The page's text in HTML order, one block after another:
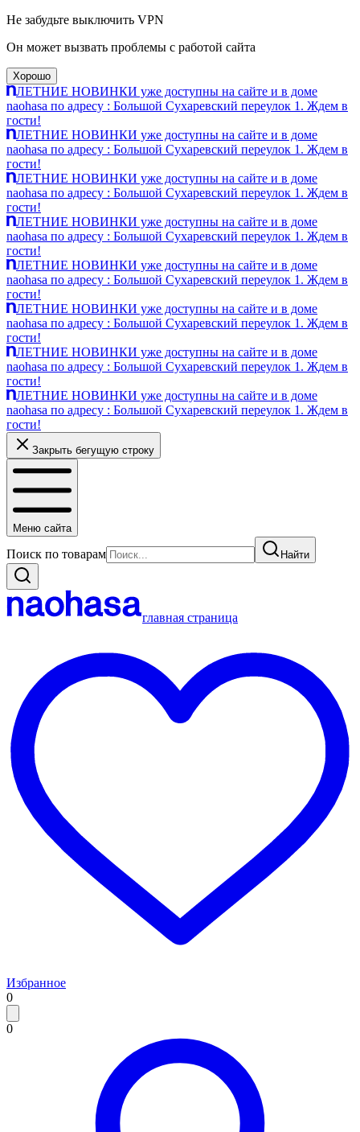
Не забудьте выключить VPN
Он может вызвать проблемы с работой сайта
Хорошо
ЛЕТНИЕ НОВИНКИ уже доступны на сайте и в доме
naohasa по адресу : Большой Сухаревский переулок 1. Ждем в
гости!
ЛЕТНИЕ НОВИНКИ уже доступны на сайте и в доме
naohasa по адресу : Большой Сухаревский переулок 1. Ждем в
гости!
ЛЕТНИЕ НОВИНКИ уже доступны на сайте и в доме
naohasa по адресу : Большой Сухаревский переулок 1. Ждем в
гости!
ЛЕТНИЕ НОВИНКИ уже доступны на сайте и в доме
naohasa по адресу : Большой Сухаревский переулок 1. Ждем в
гости!
ЛЕТНИЕ НОВИНКИ уже доступны на сайте и в доме
naohasa по адресу : Большой Сухаревский переулок 1. Ждем в
гости!
ЛЕТНИЕ НОВИНКИ уже доступны на сайте и в доме
naohasa по адресу : Большой Сухаревский переулок 1. Ждем в
гости!
ЛЕТНИЕ НОВИНКИ уже доступны на сайте и в доме
naohasa по адресу : Большой Сухаревский переулок 1. Ждем в
гости!
ЛЕТНИЕ НОВИНКИ уже доступны на сайте и в доме
naohasa по адресу : Большой Сухаревский переулок 1. Ждем в
гости!
Закрыть бегущую строку
Меню сайта
Поиск по товарам Найти
главная страница
Избранное
0
0